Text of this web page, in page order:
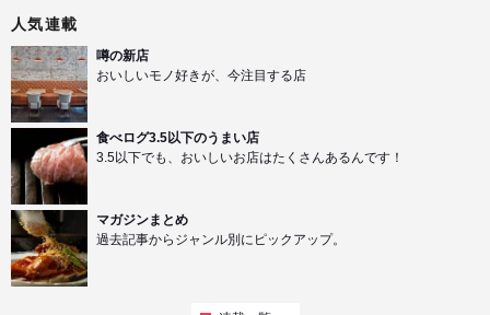
人気連載
噂の新店
おいしいモノ好きが、今注目する店
食べログ3.5以下のうまい店
3.5以下でも、おいしいお店はたくさんあるんです！
マガジンまとめ
過去記事からジャンル別にピックアップ。